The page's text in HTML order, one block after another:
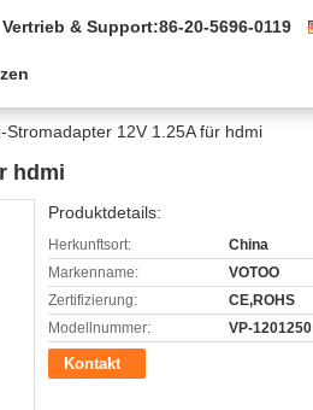
Vertrieb & Support:86-20-5696-0119
12V 1.25A für hdmi
hdmi
Produktdetails:
Herkunftsort:
China
Markenname:
VOTOO
Zertifizierung:
CE,ROHS
Modellnummer:
VP-1201250
Kontakt